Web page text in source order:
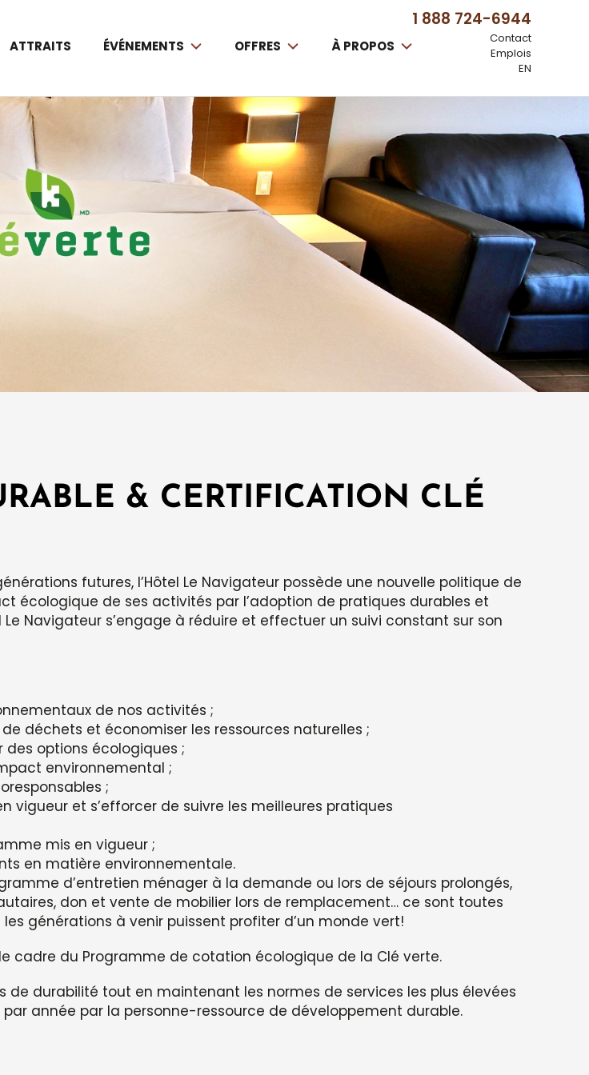
ATTRAITS ÉVÉNEMENTS OFFRES À PROPOS
Contact
Emplois
EN
1 888 724-6944
& CERTIFICATION CLÉ
futures, l’Hôtel Le Navigateur possède une nouvelle politique de
écologique de ses activités par l’adoption de pratiques durables et
Navigateur s’engage à réduire et effectuer un suivi constant sur son
de nos activités ;
déchets et économiser les ressources naturelles ;
des options écologiques ;
environnemental ;
;
et s’efforcer de suivre les meilleures pratiques
mis en vigueur ;
en matière environnementale.
d’entretien ménager à la demande ou lors de séjours prolongés,
don et vente de mobilier lors de remplacement… ce sont toutes
générations à venir puissent profiter d’un monde vert!
cadre du Programme de cotation écologique de la Clé verte.
de durabilité tout en maintenant les normes de services les plus élevées
année par la personne-ressource de développement durable.